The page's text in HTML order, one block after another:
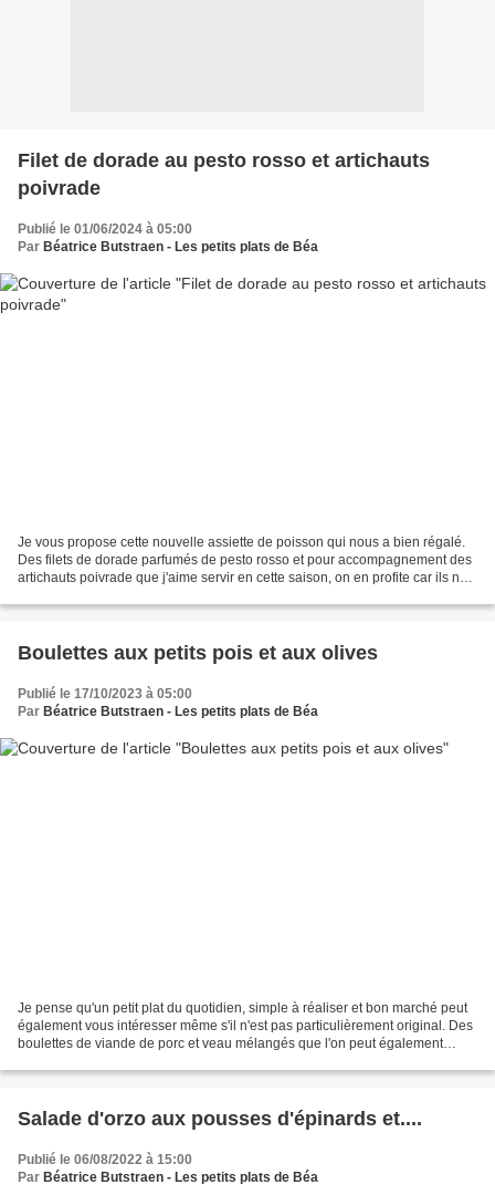
Filet de dorade au pesto rosso et artichauts
poivrade
Publié le 01/06/2024 à 05:00
Par Béatrice Butstraen - Les petits plats de Béa
Je vous propose cette nouvelle assiette de poisson qui nous a bien régalé.
Des filets de dorade parfumés de pesto rosso et pour accompagnement des
artichauts poivrade que j'aime servir en cette saison, on en profite car ils ne
Boulettes aux petits pois et aux olives
Publié le 17/10/2023 à 05:00
Par Béatrice Butstraen - Les petits plats de Béa
Je pense qu'un petit plat du quotidien, simple à réaliser et bon marché peut
également vous intéresser même s'il n'est pas particulièrement original. Des
boulettes de viande de porc et veau mélangés que l'on peut également
Salade d'orzo aux pousses d'épinards et....
Publié le 06/08/2022 à 15:00
Par Béatrice Butstraen - Les petits plats de Béa